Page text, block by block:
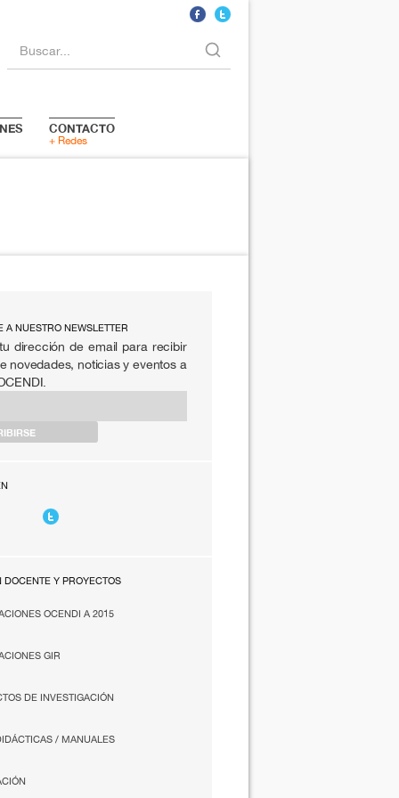
Buscar...
CONTACTO
+ Redes
A NUESTRO NEWSLETTER
dirección de email para recibir
novedades, noticias y eventos a
DOCENTE Y PROYECTOS
OCENDI A 2015
GIR
DE INVESTIGACIÓN
/ MANUALES